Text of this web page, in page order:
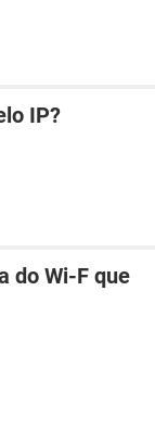
IP?
do Wi-F que